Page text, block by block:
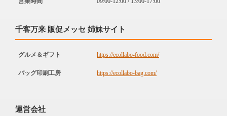
千客万来 販促メッセ 姉妹サイト
グルメ＆ギフト https://ecollabo-food.com/
バッグ印刷工房 https://ecollabo-bag.com/
運営会社